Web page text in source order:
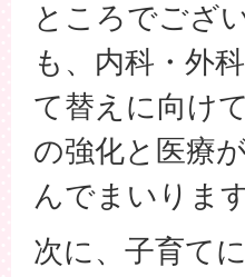
ところでござ
も、内科・外
て替えに向け
の強化と医療
んでまいります
次に、子育て